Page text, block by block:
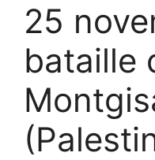
25
bataille